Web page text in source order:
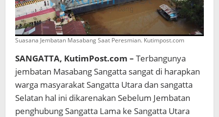
Suasana Jembatan Masabang Saat Peresmian. Kutimpost.com
SANGATTA, KutimPost.com – Terbangunya
jembatan Masabang Sangatta sangat di harapkan
warga masyarakat Sangatta Utara dan sangatta
Selatan hal ini dikarenakan Sebelum Jembatan
penghubung Sangatta Lama ke Sangatta Utara